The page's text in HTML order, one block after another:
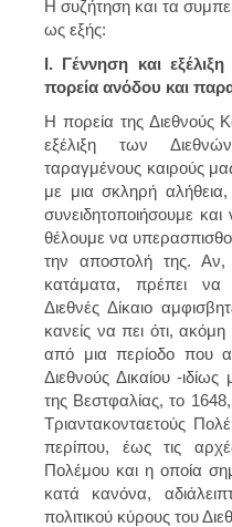
Η συζήτηση και τα
ως εξής:
Ι. Γέννηση και
πορεία ανόδου και
Η πορεία της Διεθνούς
εξέλιξη των
ταραγμένους καιρούς
με μια σκληρή
συνειδητοποιήσουμε
θέλουμε να
την αποστολή της. Αν,
κατάματα, πρέπει να
Διεθνές Δίκαιο
κανείς να πει ότι,
από μια περίοδο που
Διεθνούς Δικαίου -
της Βεστφαλίας, το
Τριαντακονταετούς
περίπου, έως τις
Πολέμου και η οποία
κατά κανόνα,
πολιτικού κύρους του